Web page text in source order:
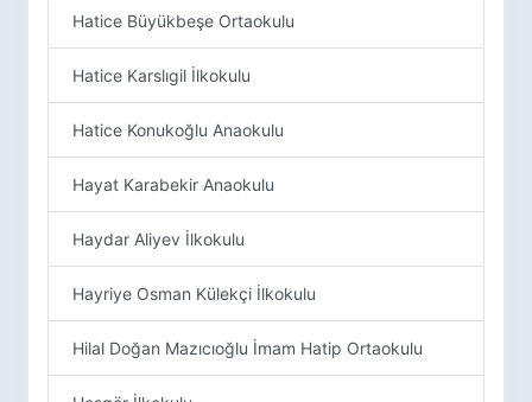
Hatice Büyükbeşe Ortaokulu
Hatice Karslıgil İlkokulu
Hatice Konukoğlu Anaokulu
Hayat Karabekir Anaokulu
Haydar Aliyev İlkokulu
Hayriye Osman Külekçi İlkokulu
Hilal Doğan Mazıcıoğlu İmam Hatip Ortaokulu